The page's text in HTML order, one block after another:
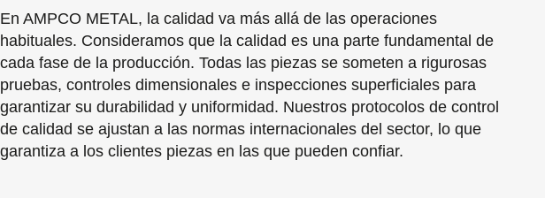
En AMPCO METAL, la calidad va más allá de las operaciones
habituales. Consideramos que la calidad es una parte fundamental de
cada fase de la producción. Todas las piezas se someten a rigurosas
pruebas, controles dimensionales e inspecciones superficiales para
garantizar su durabilidad y uniformidad. Nuestros protocolos de control
de calidad se ajustan a las normas internacionales del sector, lo que
garantiza a los clientes piezas en las que pueden confiar.